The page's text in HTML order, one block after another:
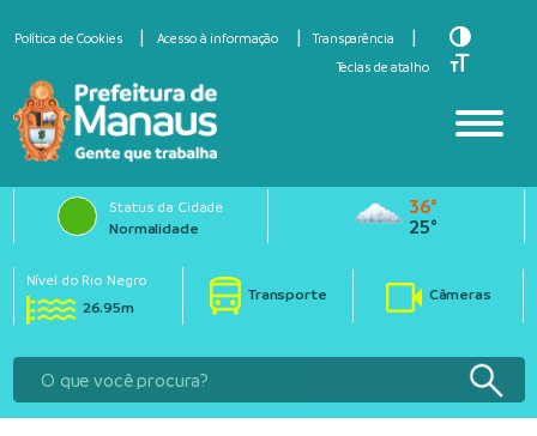
Política de Cookies Acesso à informação
Transparência
Teclas de atalho
Toggle
Toggle
Status da Cidade
Normalidade
36°
25°
Nível do Rio Negro
26.95m
Transporte Câmeras